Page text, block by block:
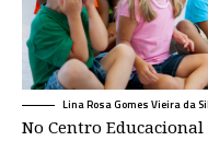
Lina Rosa Gomes Vieira da
No Centro